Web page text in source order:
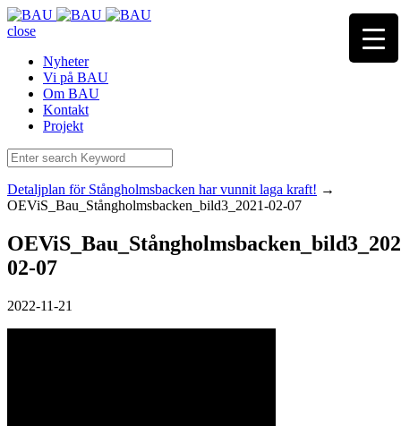
close
Nyheter
Vi på BAU
Om BAU
Kontakt
Projekt
Detaljplan för Stångholmsbacken har vunnit laga kraft! →
OEViS_Bau_Stångholmsbacken_bild3_2021-02-07
02-07
2022-11-21